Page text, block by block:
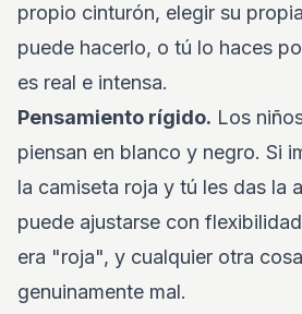
propio cinturón, elegir su
puede hacerlo, o tú lo haces
es real e intensa.
Pensamiento rígido. Los
piensan en blanco y negro. Si
la camiseta roja y tú les das la
puede ajustarse con
era "roja", y cualquier otra
genuinamente mal.